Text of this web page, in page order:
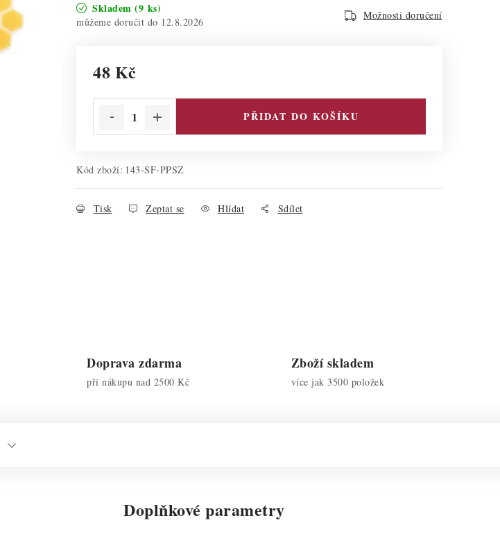
Skladem (9 ks)
12.8.2026
Možnosti doručení
48 Kč
PŘIDAT DO KOŠÍKU
Kód zboží: 143-SF-PPSZ
Tisk Zeptat se Hlídat Sdílet
Doprava zdarma
při nákupu nad 2500 Kč
Zboží skladem
více jak 3500 položek
Doplňkové parametry